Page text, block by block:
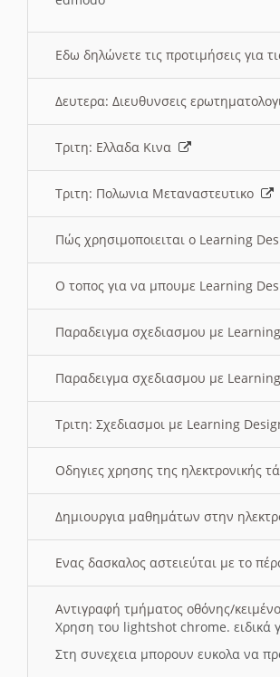
Εδω δηλώνετε τις προτιμήσεις για
Δευτερα: Διευθυνσεις
Τριτη: Ελλαδα Κινα
Τριτη: Πολωνια Μεταναστευτικο
Πώς χρησιμοποιειται ο Learning
O τοπος για να μπουμε Learning
Παραδειγμα σχεδιασμου με
Παραδειγμα σχεδιασμου με
Τριτη: Σχεδιασμοι με Learning
Οδηγιες χρησης της ηλεκτρονικής
Δημιουργια μαθημάτων στην
Ενας δασκαλος αστειεύται με το
Αντιγραφή τμήματος οθόνης/
Χρηση του lightshot chrome. ειδικά
Στη συνεχεια μπορουν ευκολα να